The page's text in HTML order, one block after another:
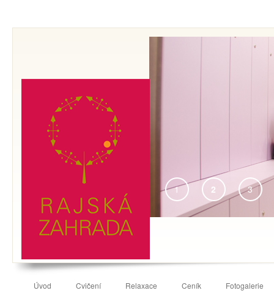
FITNESS &
1 2 3
Hlavní navigační menu
Přejít k hlavnímu obsahu webu
Přejít k obsahu postranního panelu
Úvod Cvičení Relaxace Ceník Fotogalerie